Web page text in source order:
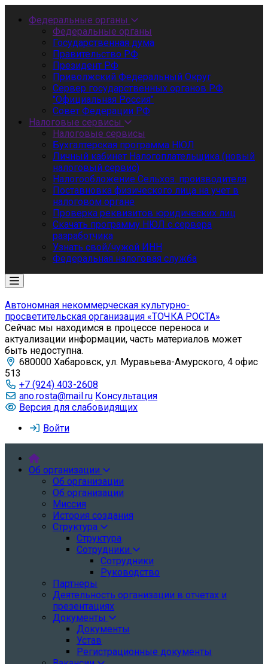
Федеральные органы
Федеральные органы
Государственная дума
Правительство РФ
Президент РФ
Приволжский Федеральный Округ
Сервер государственных органов РФ
"Официальная Россия"
Совет Федерации РФ
Налоговые сервисы
Налоговые сервисы
Бухгалтерская программа НЮЛ
Личный кабинет Налогоплательщика (новый
налоговый сервис)
Налогообложение Сельхоз. производителя
Поставновка физического лица на учет в
налоговом органе
Проверка реквизитов юридических лиц
Скачать программу НЮЛ с сервера
разработчика
Узнать свой/чужой ИНН
Федеральная налоговая служба
Автономная некоммерческая культурно-
просветительская организация «ТОЧКА РОСТА»
Сейчас мы находимся в процессе переноса и
актуализации информации, часть материалов может
быть недоступна.
680000 Хабаровск, ул. Муравьева-Амурского, 4 офис
513
+7 (924) 403-2608
ano.rosta@mail.ru Консультация
Версия для слабовидящих
Войти
Об организации
Об организации
Об организации
Миссия
История создания
Структура
Структура
Сотрудники
Сотрудники
Руководство
Партнеры
Деятельность организации в отчетах и
презентациях
Документы
Документы
Устав
Регистрационные документы